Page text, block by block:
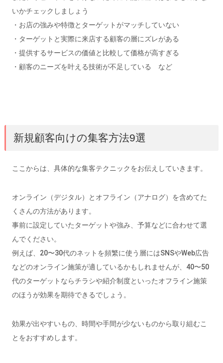
いかチェックしましょう
・お店の強みや特徴とターゲットがマッチしていない
・ターゲットと実際に来店する顧客の層にズレがある
・提供するサービスの価値と比較して価格が高すぎる
・顧客のニーズを叶える技術が不足している など
新規顧客向けの集客方法9選
ここからは、具体的な集客テクニックをお伝えしていきます。
オンライン（デジタル）とオフライン（アナログ）を含めてた
くさんの方法があります。
事前に設定していたターゲットや強み、予算などに合わせて選
んでください。
例えば、20〜30代のネットを頻繁に使う層にはSNSやWeb広告
などのオンライン施策が適しているかもしれませんが、40〜50
代のターゲットならチラシや紹介制度といったオフライン施策
のほうが効果を期待できるでしょう。
効果が出やすいもの、時間や手間が少ないものから取り組むこ
とをおすすめします。